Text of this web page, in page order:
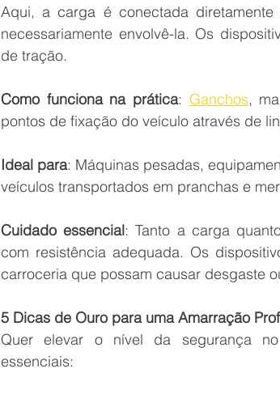
Aqui, a carga é conectada
necessariamente envolvê-la. Os
de tração.
Como funciona na prática: Ganchos,
pontos de fixação do veículo através de
Ideal para: Máquinas pesadas,
veículos transportados em pranchas e
Cuidado essencial: Tanto a carga
com resistência adequada. Os
carroceria que possam causar desgaste
5 Dicas de Ouro para uma Amarração
Quer elevar o nível da segurança
essenciais: